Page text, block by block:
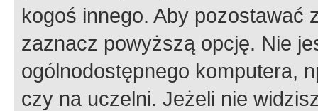
kogoś innego. Aby pozostawać
zaznacz powyższą opcję. Nie
ogólnodostępnego komputera,
czy na uczelni. Jeżeli nie